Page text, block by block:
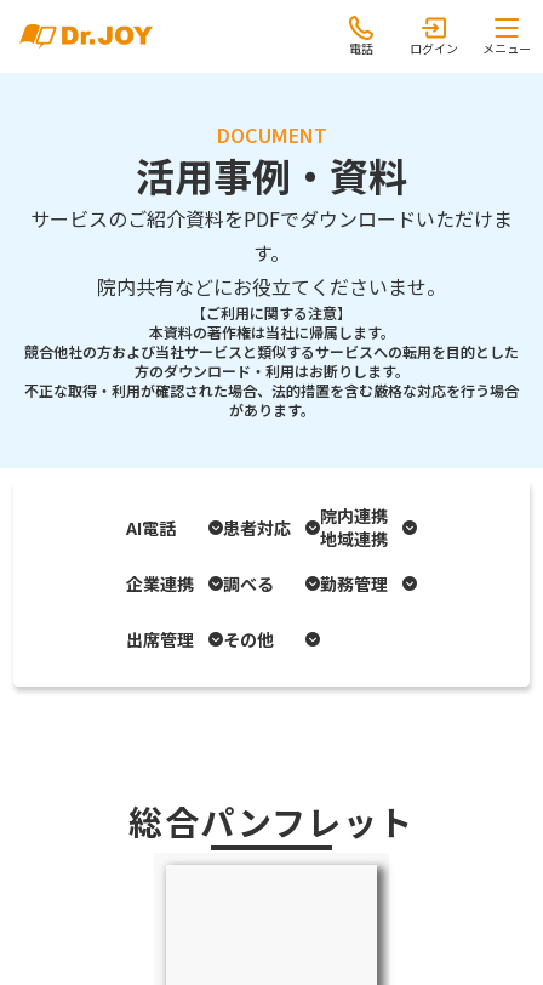
電話 ログイン メニュー
DOCUMENT
活用事例・資料
サービスのご紹介資料をPDFでダウンロードいただけま
す。
院内共有などにお役立てくださいませ。
【ご利用に関する注意】
本資料の著作権は当社に帰属します。
競合他社の方および当社サービスと類似するサービスへの転用を目的とした
方のダウンロード・利用はお断りします。
不正な取得・利用が確認された場合、法的措置を含む厳格な対応を行う場合
があります。
AI電話
企業連携
出席管理
患者対応
調べる
その他
院内連携
地域連携
勤務管理
総合パンフレット